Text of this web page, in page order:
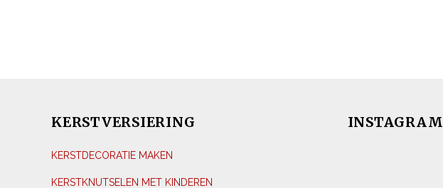
KERSTVERSIERING
KERSTDECORATIE MAKEN
KERSTKNUTSELEN MET KINDEREN
INSTAGRAM